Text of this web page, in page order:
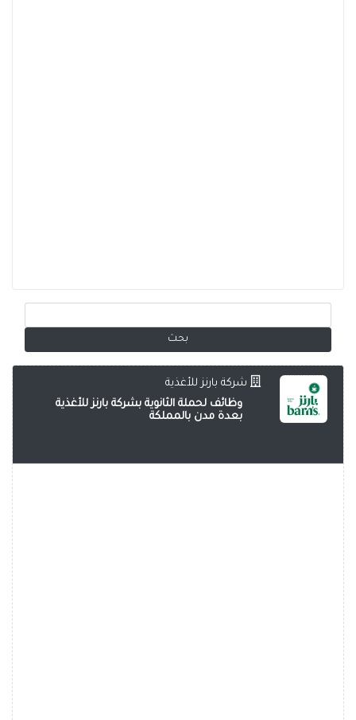
شركة بارنز للأغذية
وظائف لحملة الثانوية بشركة بارنز للأغذية
بعدة مدن بالمملكة